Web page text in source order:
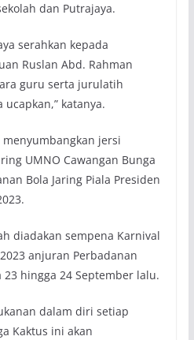
dan Putrajaya.
serahkan kepada
Ruslan Abd. Rahman
guru serta jurulatih
ucapkan,” katanya.
jersi
UMNO Cawangan Bunga
Bola Jaring Piala Presiden
diadakan sempena Karnival
anjuran Perbadanan
hingga 24 September lalu.
dalam diri setiap
Kaktus ini akan